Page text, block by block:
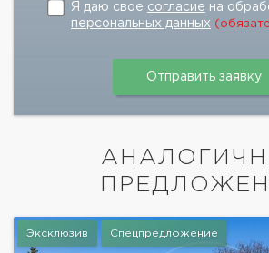
Я даю свое согласие на
персональных данных
Эксклюзив Спецпредложение